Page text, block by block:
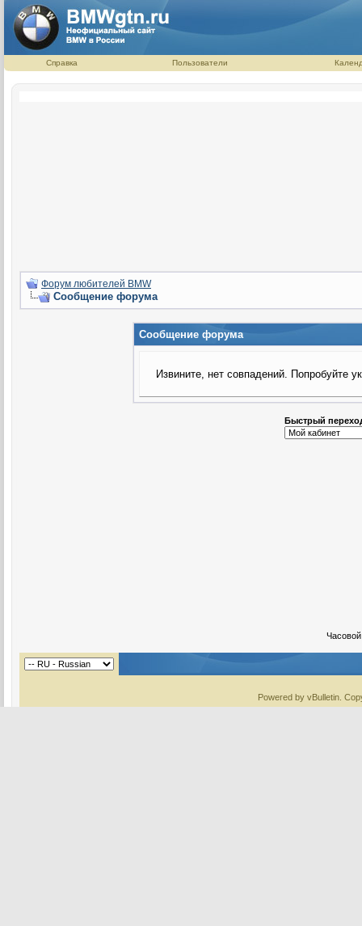
Справка Пользователи
Форум любителей BMW
Сообщение форума
Сообщение форума
Извините, нет совпадений. Попробуйте
Быстрый
Powered by vBulletin.